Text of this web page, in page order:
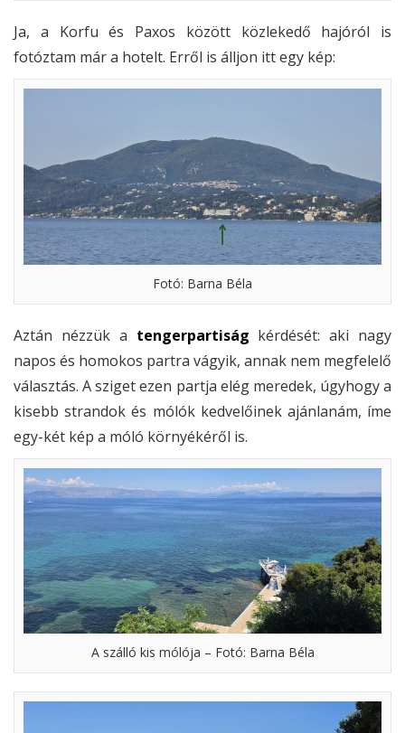
Ja, a Korfu és Paxos között közlekedő hajóról is
fotóztam már a hotelt. Erről is álljon itt egy kép:
Fotó: Barna Béla
Aztán nézzük a tengerpartiság kérdését: aki nagy
napos és homokos partra vágyik, annak nem megfelelő
választás. A sziget ezen partja elég meredek, úgyhogy a
kisebb strandok és mólók kedvelőinek ajánlanám, íme
egy-két kép a móló környékéről is.
A szálló kis mólója – Fotó: Barna Béla